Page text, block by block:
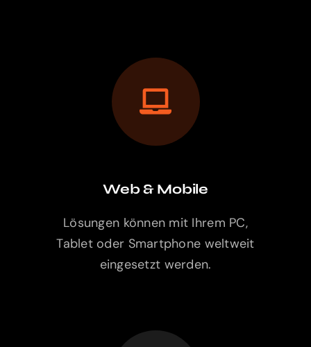
Web & Mobile
Tablet oder Smartphone weltweit
eingesetzt werden.